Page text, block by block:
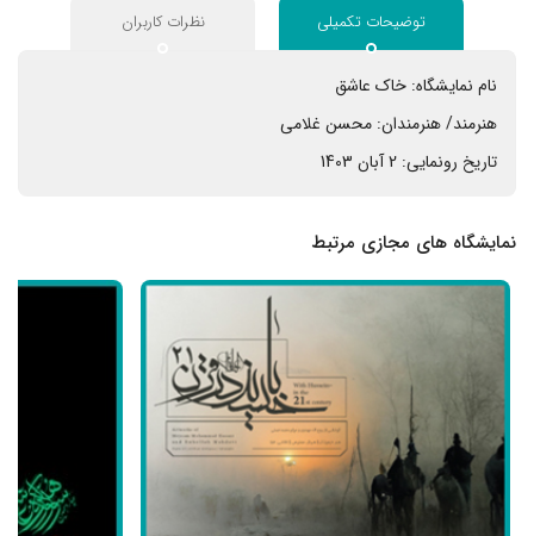
توضیحات تکمیلی نظرات کاربران
نام نمایشگاه: خاک عاشق
هنرمند/ هنرمندان: محسن غلامی
تاریخ رونمایی: 2 آبان 1403
نمایشگاه های مجازی مرتبط